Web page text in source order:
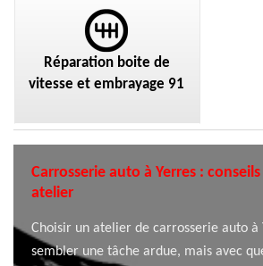
Réparation boite de
vitesse et embrayage 91
Carrosserie auto à Yerres :
atelier
Choisir un atelier de carrosserie auto à
sembler une tâche ardue, mais avec